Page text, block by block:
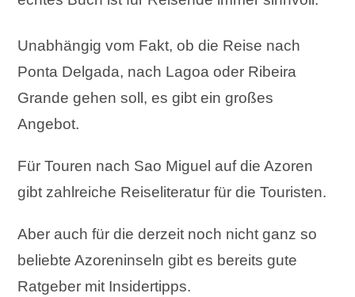
Unabhängig vom Fakt, ob die Reise nach
Ponta Delgada, nach Lagoa oder Ribeira
Grande gehen soll, es gibt ein großes
Angebot.
Für Touren nach Sao Miguel auf die Azoren
gibt zahlreiche Reiseliteratur für die Touristen.
Aber auch für die derzeit noch nicht ganz so
beliebte Azoreninseln gibt es bereits gute
Ratgeber mit Insidertipps.